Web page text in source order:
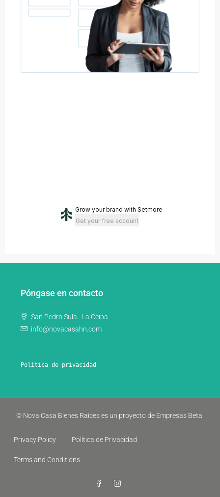
Póngase en contacto
San Pedro Sula - La Ceiba
info@novacasahn.com
Política de privacidad
© Nova Casa Bienes Raíces es un proyecto de Empresas Beta.
Privacy Policy Política de Privacidad
Terms and Conditions